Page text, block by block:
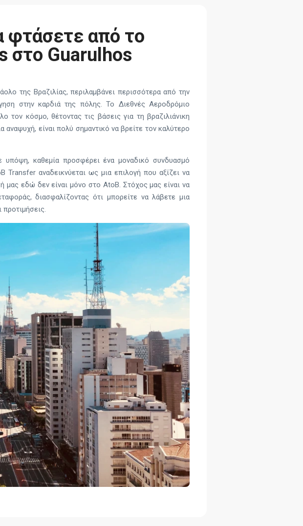
φτάσετε από το
στο Guarulhos
της Βραζιλίας, περιλαμβάνει περισσότερα από την
στην καρδιά της πόλης. Το Διεθνές Αεροδρόμιο
τον κόσμο, θέτοντας τις βάσεις για τη βραζιλιάνικη
αναψυχή, είναι πολύ σημαντικό να βρείτε τον καλύτερο
καθεμία προσφέρει ένα μοναδικό συνδυασμό
αναδεικνύεται ως μια επιλογή που αξίζει να
μας εδώ δεν είναι μόνο στο AtoB. Στόχος μας είναι να
διασφαλίζοντας ότι μπορείτε να λάβετε μια